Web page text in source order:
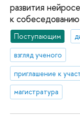
развития
к
Поступающим
взгляд ученого
приглашение к
магистратура